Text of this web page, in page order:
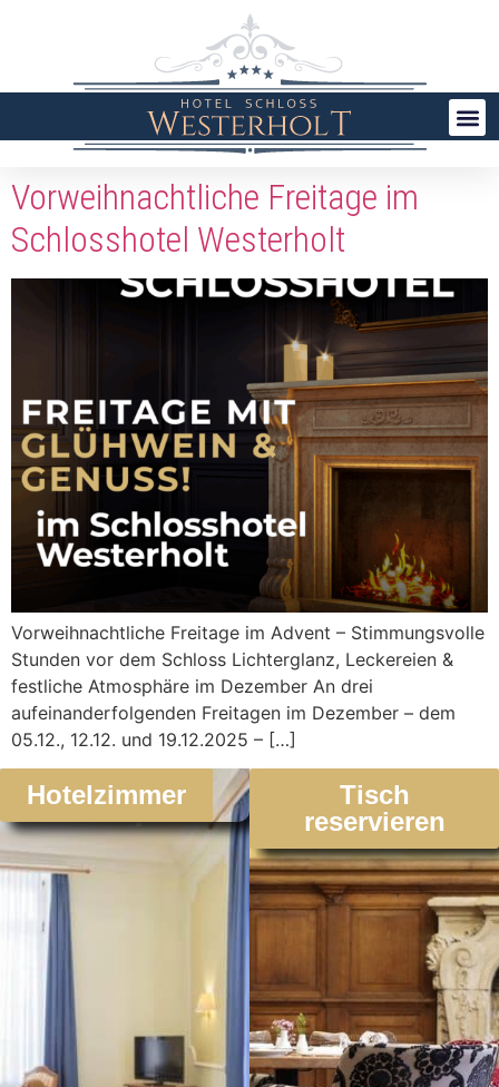
Vorweihnachtliche Freitage im
Schlosshotel Westerholt
Vorweihnachtliche Freitage im Advent – Stimmungsvolle
Stunden vor dem Schloss Lichterglanz, Leckereien &
festliche Atmosphäre im Dezember An drei
aufeinanderfolgenden Freitagen im Dezember – dem
05.12., 12.12. und 19.12.2025 – […]
Hotelzimmer
Tisch
reservieren